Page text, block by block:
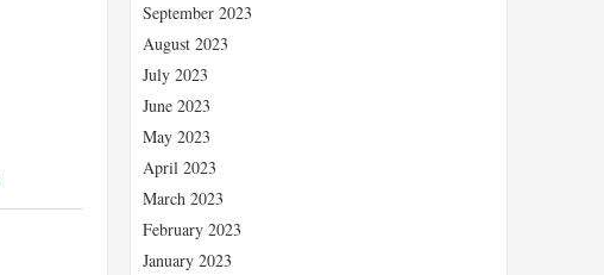
September 2023
August 2023
July 2023
June 2023
May 2023
April 2023
March 2023
February 2023
January 2023